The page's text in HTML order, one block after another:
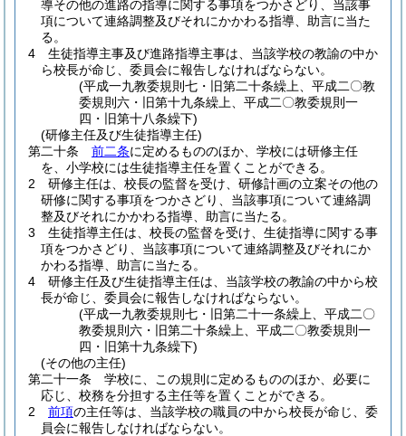
導その他の進路の指導に関する事項をつかさどり、当該事
項について連絡調整及びそれにかかわる指導、助言に当た
る。
4
生徒指導主事及び進路指導主事は、当該学校の教諭の中か
ら校長が命じ、委員会に報告しなければならない。
(平成一九教委規則七・旧第二十条繰上、平成二〇教
委規則六・旧第十九条繰上、平成二〇教委規則一
四・旧第十八条繰下)
(研修主任及び生徒指導主任)
第二十条
前二条に定めるもののほか、学校には研修主任
を、小学校には生徒指導主任を置くことができる。
2
研修主任は、校長の監督を受け、研修計画の立案その他の
研修に関する事項をつかさどり、当該事項について連絡調
整及びそれにかかわる指導、助言に当たる。
3
生徒指導主任は、校長の監督を受け、生徒指導に関する事
項をつかさどり、当該事項について連絡調整及びそれにか
かわる指導、助言に当たる。
4
研修主任及び生徒指導主任は、当該学校の教諭の中から校
長が命じ、委員会に報告しなければならない。
(平成一九教委規則七・旧第二十一条繰上、平成二〇
教委規則六・旧第二十条繰上、平成二〇教委規則一
四・旧第十九条繰下)
(その他の主任)
第二十一条
学校に、この規則に定めるもののほか、必要に
応じ、校務を分担する主任等を置くことができる。
2
前項の主任等は、当該学校の職員の中から校長が命じ、委
員会に報告しなければならない。